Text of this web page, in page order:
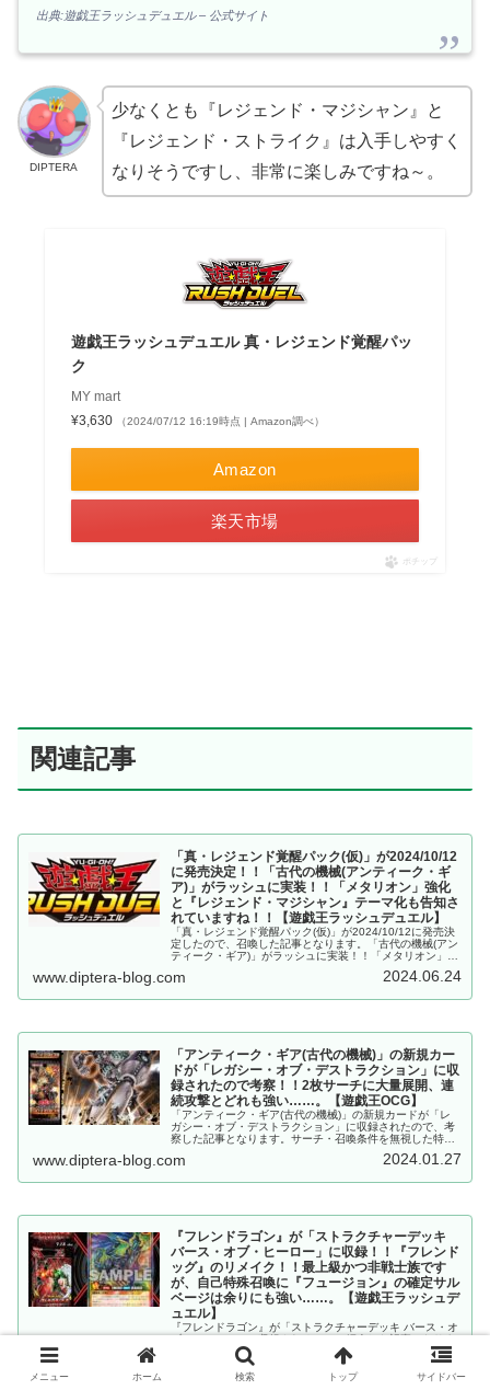
出典:遊戯王ラッシュデュエル – 公式サイト
DIPTERA
少なくとも『レジェンド・マジシャン』と
『レジェンド・ストライク』は入手しやすく
なりそうですし、非常に楽しみですね～。
遊戯王ラッシュデュエル 真・レジェンド覚醒パッ
ク
MY mart
¥3,630
（2024/07/12 16:19時点 | Amazon調べ）
Amazon
楽天市場
ポチップ
関連記事
「真・レジェンド覚醒パック(仮)」が2024/10/12
に発売決定！！「古代の機械(アンティーク・ギ
ア)」がラッシュに実装！！「メタリオン」強化
と『レジェンド・マジシャン』テーマ化も告知さ
れていますね！！【遊戯王ラッシュデュエル】
「真・レジェンド覚醒パック(仮)」が2024/10/12に発売決
定したので、召喚した記事となります。「古代の機械(アン
ティーク・ギア)」がラッシュに実装！！「メタリオン」強
ます！！【ラッシュデュエル】
www.diptera-blog.com 2024.06.24
「アンティーク・ギア(古代の機械)」の新規カー
ドが「レガシー・オブ・デストラクション」に収
録されたので考察！！2枚サーチに大量展開、連
続攻撃とどれも強い……。【遊戯王OCG】
「アンティーク・ギア(古代の機械)」の新規カードが「レ
ガシー・オブ・デストラクション」に収録されたので、考
察した記事となります。サーチ・召喚条件を無視した特殊
感を増しましたね。【遊戯王OCG】
www.diptera-blog.com 2024.01.27
『フレンドラゴン』が「ストラクチャーデッキ
バース・オブ・ヒーロー」に収録！！『フレンド
ッグ』のリメイク！！最上級かつ非戦士族です
が、自己特殊召喚に『フュージョン』の確定サル
ベージは余りにも強い……。【遊戯王ラッシュデ
ュエル】
『フレンドラゴン』が「ストラクチャーデッキ バース・オ
す。『フレンドッグ』のリメイク！！最上級かつ非戦士族
ですが、自己特殊召喚に『フュージョン』の確定サルベー
ジは余りにも強い……。【遊戯王ラッシュデュエル】
www.diptera-blog.com 2024.06.20
メニュー ホーム 検索 トップ サイドバー